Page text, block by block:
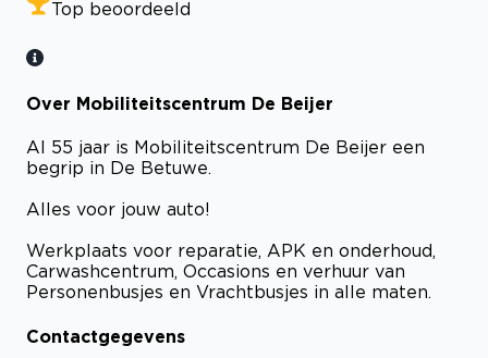
Top beoordeeld
Over Mobiliteitscentrum De Beijer
Al 55 jaar is Mobiliteitscentrum De Beijer een
begrip in De Betuwe.
Alles voor jouw auto!
Werkplaats voor reparatie, APK en onderhoud,
Carwashcentrum, Occasions en verhuur van
Personenbusjes en Vrachtbusjes in alle maten.
Contactgegevens